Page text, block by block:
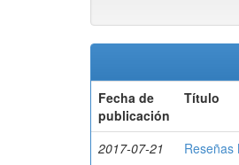
Fecha de
publicación
Título
2017-07-21 Reseñas